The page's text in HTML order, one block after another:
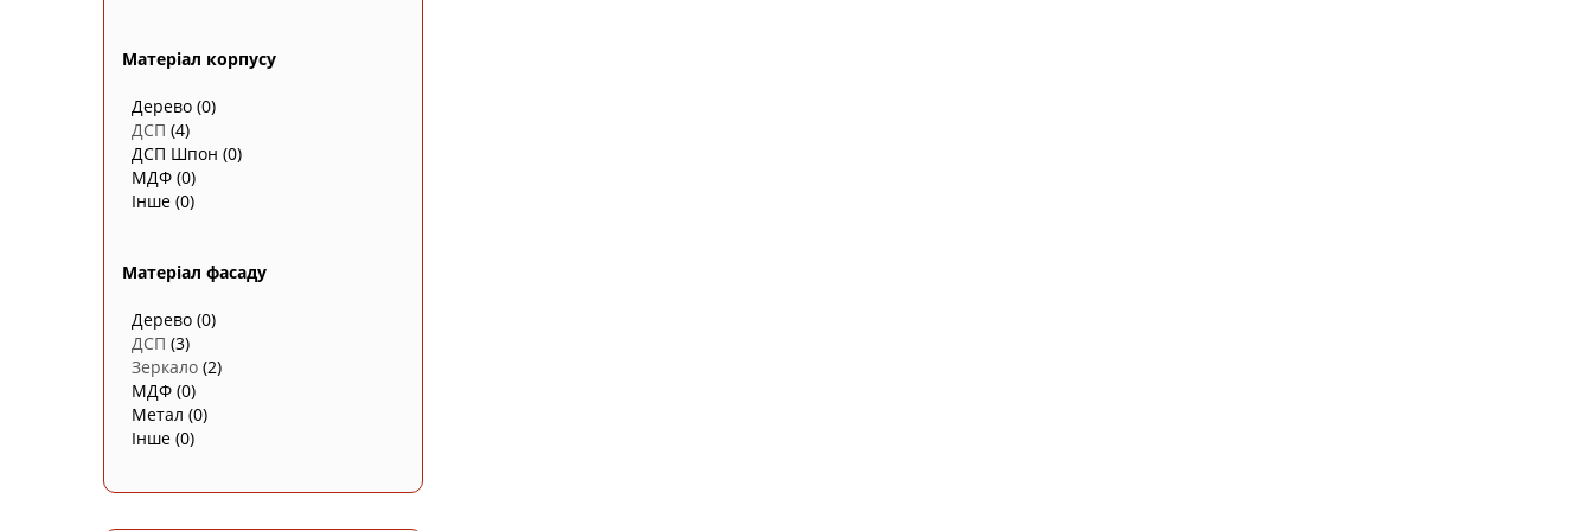
Матеріал корпусу
Дерево (0)
ДСП (4)
ДСП Шпон (0)
МДФ (0)
Інше (0)
Матеріал фасаду
Дерево (0)
ДСП (3)
Зеркало (2)
МДФ (0)
Метал (0)
Інше (0)